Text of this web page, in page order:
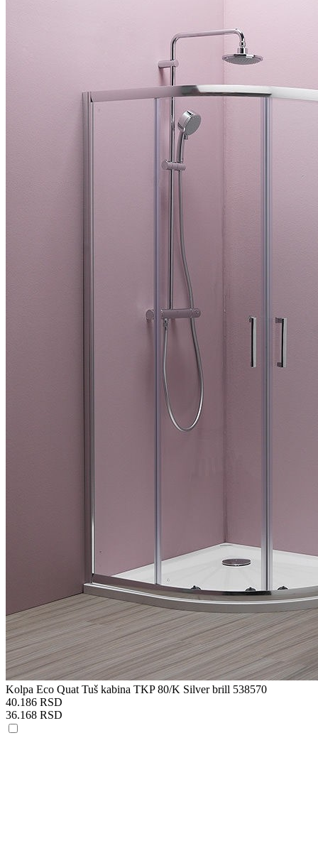
Kolpa Eco Quat Tuš kabina TKP 80/K Silver brill 538570
40.186 RSD
36.168 RSD